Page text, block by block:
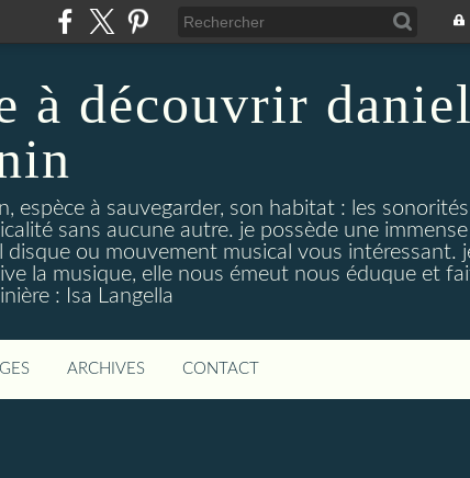
à découvrir daniel
espèce à sauvegarder, son habitat : les
sans aucune autre. je possède une immense
ou mouvement musical vous intéressant.
la musique, elle nous émeut nous éduque et
: Isa Langella
ARCHIVES CONTACT